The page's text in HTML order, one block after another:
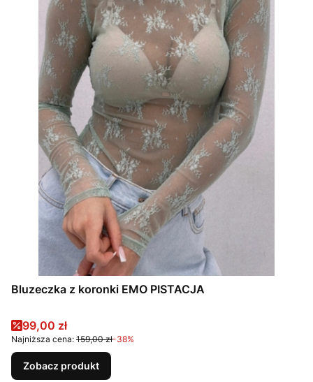
Bluzeczka z koronki EMO PISTACJA
Cena promocyjna
99,00 zł
Najniższa cena: 159,00 zł-38%
Zobacz produkt